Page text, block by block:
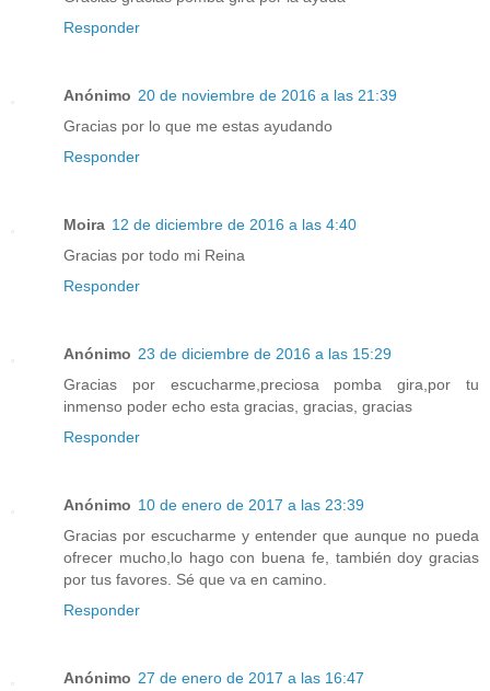
Responder
Anónimo 20 de noviembre de 2016 a las 21:39
Gracias por lo que me estas ayudando
Responder
Moira 12 de diciembre de 2016 a las 4:40
Gracias por todo mi Reina
Responder
Anónimo 23 de diciembre de 2016 a las 15:29
Gracias por escucharme,preciosa pomba gira,por tu
inmenso poder echo esta gracias, gracias, gracias
Responder
Anónimo 10 de enero de 2017 a las 23:39
Gracias por escucharme y entender que aunque no pueda
ofrecer mucho,lo hago con buena fe, también doy gracias
por tus favores. Sé que va en camino.
Responder
Anónimo 27 de enero de 2017 a las 16:47